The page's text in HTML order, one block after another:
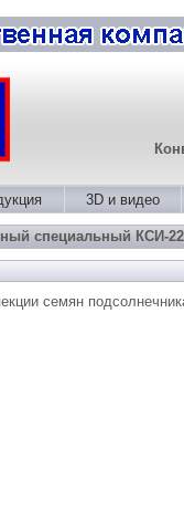
3D и видео
специальный КСИ-
семян